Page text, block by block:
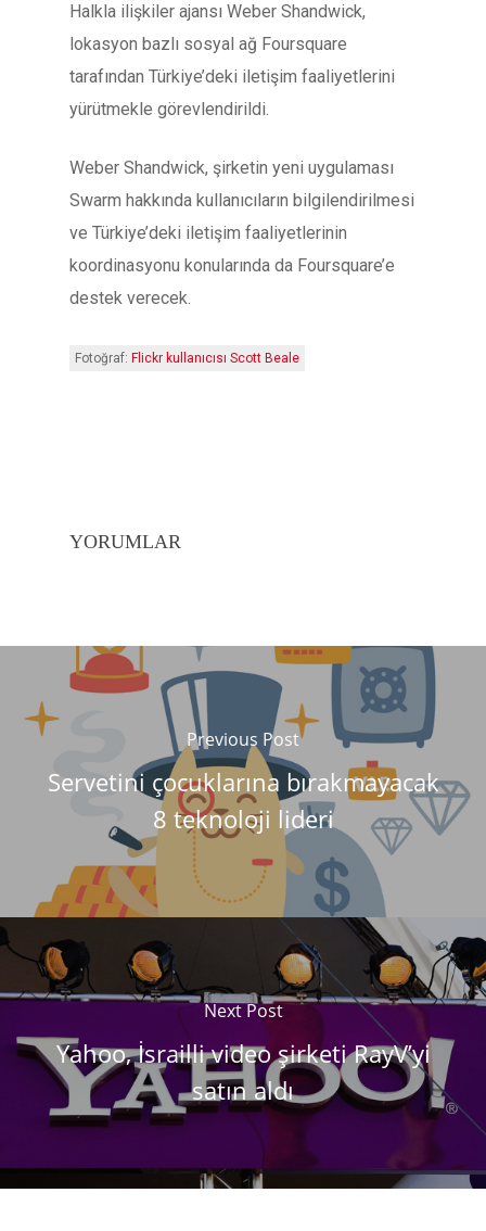
Halkla ilişkiler ajansı Weber Shandwick,
lokasyon bazlı sosyal ağ Foursquare
tarafından Türkiye’deki iletişim faaliyetlerini
yürütmekle görevlendirildi.
Weber Shandwick, şirketin yeni uygulaması
Swarm hakkında kullanıcıların bilgilendirilmesi
ve Türkiye’deki iletişim faaliyetlerinin
koordinasyonu konularında da Foursquare’e
destek verecek.
Fotoğraf: Flickr kullanıcısı Scott Beale
YORUMLAR
Previous Post
Servetini çocuklarına bırakmayacak
8 teknoloji lideri
Next Post
Yahoo, İsrailli video şirketi RayV’yi
satın aldı